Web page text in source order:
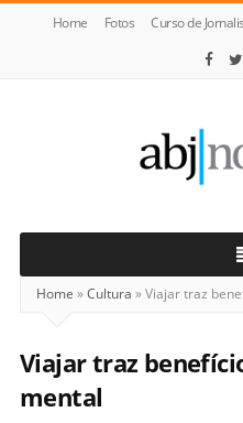
Home Fotos Curso de
Notícias
Home »Cultura »Viajar traz
Viajar traz
mental